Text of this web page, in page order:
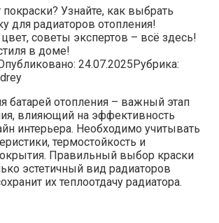
Узнайте, как выбрать
для радиаторов отопления!
советы экспертов – всё здесь!
в доме!
24.07.2025Рубрика:
батарей отопления – важный этап
влияющий на эффективность
интерьера. Необходимо учитывать
термостойкость и
Правильный выбор краски
эстетичный вид радиаторов
их теплоотдачу радиатора.